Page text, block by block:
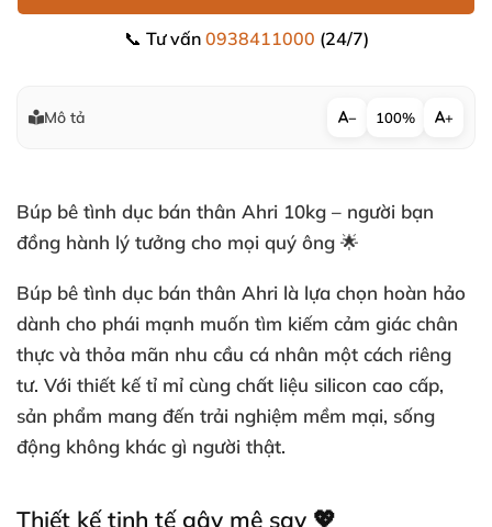
📞 Tư vấn 0938411000 (24/7)
Mô tả − 100% +
Búp bê tình dục bán thân Ahri 10kg – người bạn
đồng hành lý tưởng cho mọi quý ông 🌟
Búp bê tình dục bán thân Ahri là lựa chọn hoàn hảo
dành cho phái mạnh muốn tìm kiếm cảm giác chân
thực và thỏa mãn nhu cầu cá nhân một cách riêng
tư. Với thiết kế tỉ mỉ cùng chất liệu silicon cao cấp,
sản phẩm mang đến trải nghiệm mềm mại, sống
động không khác gì người thật.
Thiết kế tinh tế gây mê say 💖